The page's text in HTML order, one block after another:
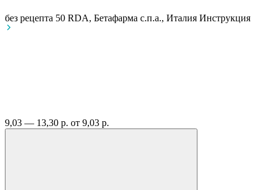
без рецепта 50 RDA, Бетафарма с.п.а., Италия Инструкция
9,03 — 13,30 р. от 9,03 р.